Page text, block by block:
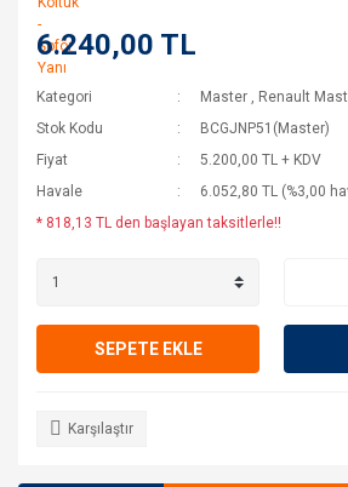
6.240,00 TL
Kategori Master , Renault
Stok Kodu
BCGJNP51(Master)
Fiyat
5.200,00 TL + KDV
Havale
6.052,80 TL (%3,00
* 818,13 TL den başlayan taksitlerle!!
SEPETE EKLE
Karşılaştır